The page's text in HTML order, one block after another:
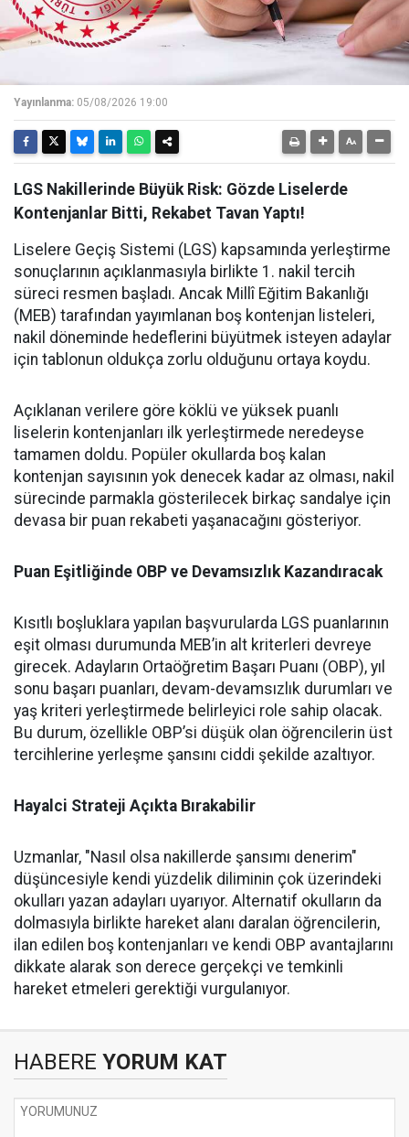
Yayınlanma: 05/08/2026 19:00
LGS Nakillerinde Büyük Risk: Gözde Liselerde
Kontenjanlar Bitti, Rekabet Tavan Yaptı!
Liselere Geçiş Sistemi (LGS) kapsamında yerleştirme
sonuçlarının açıklanmasıyla birlikte 1. nakil tercih
süreci resmen başladı. Ancak Millî Eğitim Bakanlığı
(MEB) tarafından yayımlanan boş kontenjan listeleri,
nakil döneminde hedeflerini büyütmek isteyen adaylar
için tablonun oldukça zorlu olduğunu ortaya koydu.
Açıklanan verilere göre köklü ve yüksek puanlı
liselerin kontenjanları ilk yerleştirmede neredeyse
tamamen doldu. Popüler okullarda boş kalan
kontenjan sayısının yok denecek kadar az olması, nakil
sürecinde parmakla gösterilecek birkaç sandalye için
devasa bir puan rekabeti yaşanacağını gösteriyor.
Puan Eşitliğinde OBP ve Devamsızlık Kazandıracak
Kısıtlı boşluklara yapılan başvurularda LGS puanlarının
eşit olması durumunda MEB’in alt kriterleri devreye
girecek. Adayların Ortaöğretim Başarı Puanı (OBP), yıl
sonu başarı puanları, devam-devamsızlık durumları ve
yaş kriteri yerleştirmede belirleyici role sahip olacak.
Bu durum, özellikle OBP’si düşük olan öğrencilerin üst
tercihlerine yerleşme şansını ciddi şekilde azaltıyor.
Hayalci Strateji Açıkta Bırakabilir
Uzmanlar, "Nasıl olsa nakillerde şansımı denerim"
düşüncesiyle kendi yüzdelik diliminin çok üzerindeki
okulları yazan adayları uyarıyor. Alternatif okulların da
dolmasıyla birlikte hareket alanı daralan öğrencilerin,
ilan edilen boş kontenjanları ve kendi OBP avantajlarını
dikkate alarak son derece gerçekçi ve temkinli
hareket etmeleri gerektiği vurgulanıyor.
HABERE YORUM KAT